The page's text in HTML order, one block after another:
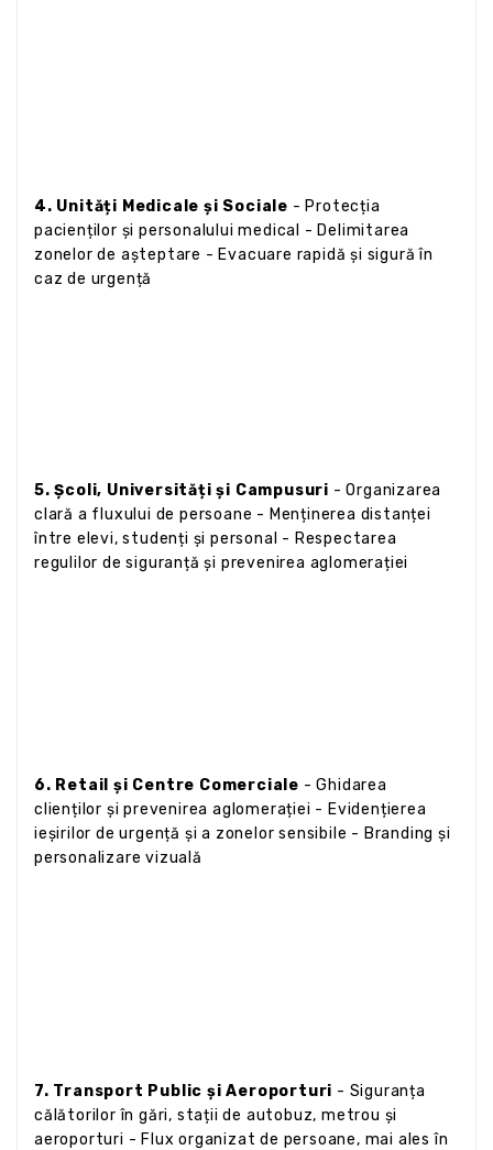
4. Unități Medicale și Sociale - Protecția
pacienților și personalului medical - Delimitarea
zonelor de așteptare - Evacuare rapidă și sigură în
caz de urgență
5. Școli, Universități și Campusuri - Organizarea
clară a fluxului de persoane - Menținerea distanței
între elevi, studenți și personal - Respectarea
regulilor de siguranță și prevenirea aglomerației
6. Retail și Centre Comerciale - Ghidarea
clienților și prevenirea aglomerației - Evidențierea
ieșirilor de urgență și a zonelor sensibile - Branding și
personalizare vizuală
7. Transport Public și Aeroporturi - Siguranța
călătorilor în gări, stații de autobuz, metrou și
aeroporturi - Flux organizat de persoane, mai ales în